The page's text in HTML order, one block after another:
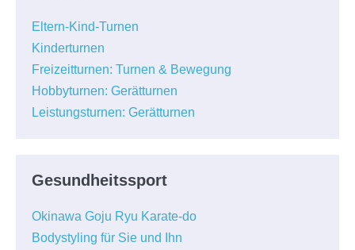
Eltern-Kind-Turnen
Kinderturnen
Freizeitturnen: Turnen & Bewegung
Hobbyturnen: Gerätturnen
Leistungsturnen: Gerätturnen
Gesundheitssport
Okinawa Goju Ryu Karate-do
Bodystyling für Sie und Ihn